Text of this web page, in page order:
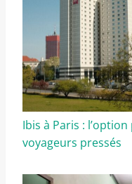
Ibis à Paris :
voyageurs pressés